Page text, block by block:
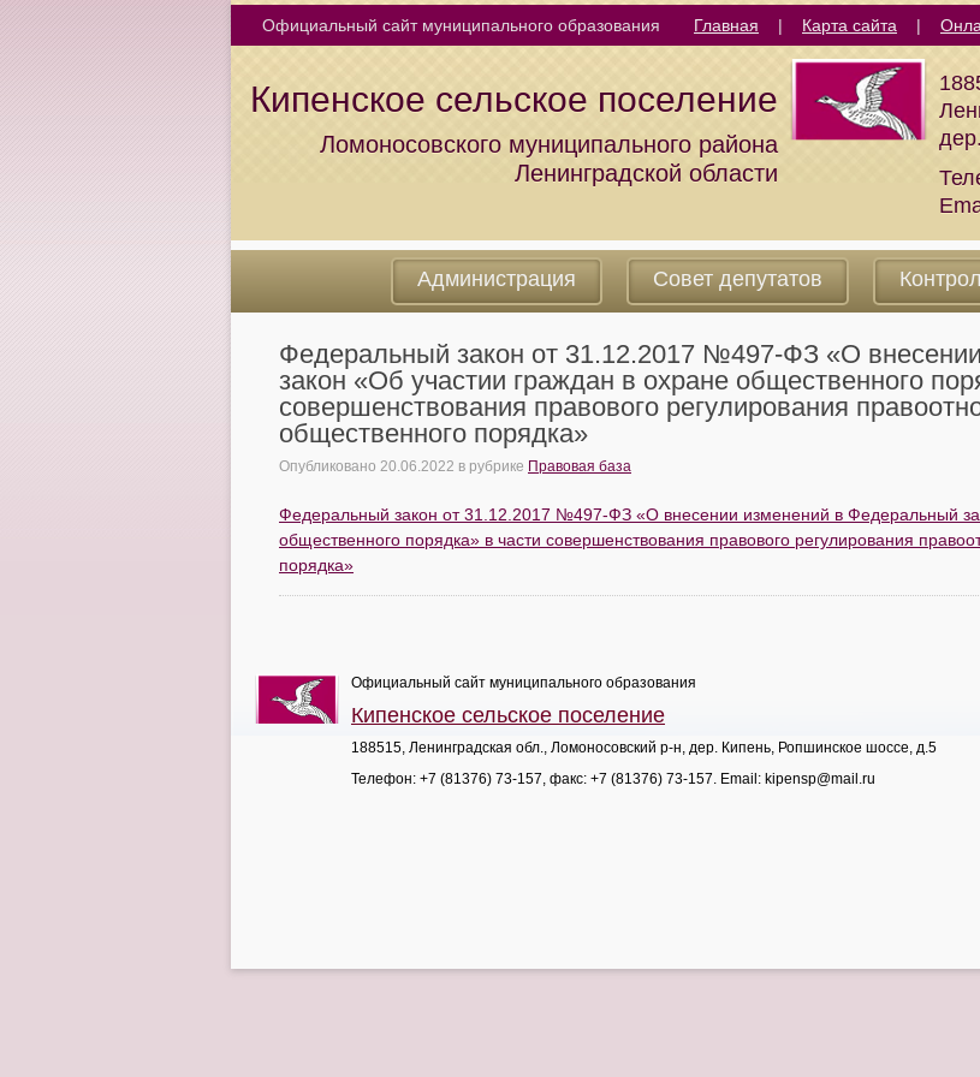
Официальный сайт муниципального образования Главная | Карта сайта |
Кипенское сельское поселение
Ломоносовского муниципального района
Ленинградской области
Администрация Совет депутатов
Федеральный закон от 31.12.2017 №497-ФЗ «О
закон «Об участии граждан в охране общественного
совершенствования правового регулирования
общественного порядка»
Опубликовано 20.06.2022 в рубрике Правовая база
Федеральный закон от 31.12.2017 №497-ФЗ «О внесении изменений в Федеральный
общественного порядка» в части совершенствования правового регулирования
порядка»
Официальный сайт муниципального образования
Кипенское сельское поселение
188515, Ленинградская обл., Ломоносовский р-н, дер. Кипень, Ропшинское шоссе, д.5
Телефон: +7 (81376) 73-157, факс: +7 (81376) 73-157. Email: kipensp@mail.ru